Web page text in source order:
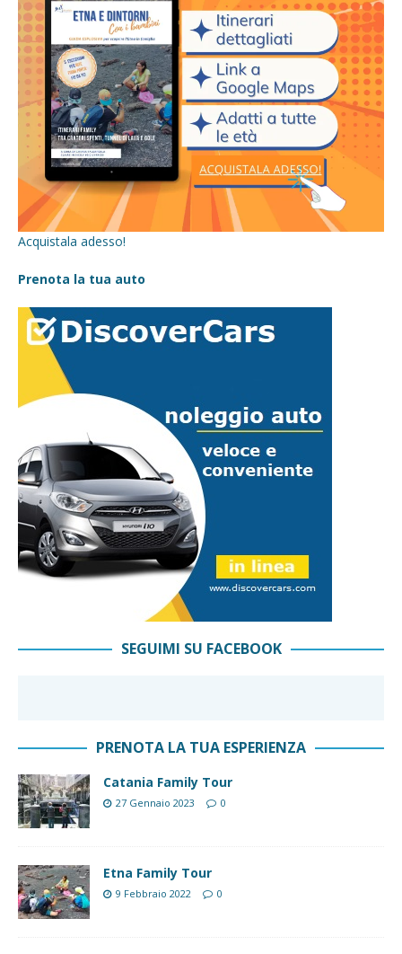
Acquistala adesso!
Prenota la tua auto
SEGUIMI SU FACEBOOK
PRENOTA LA TUA ESPERIENZA
Catania Family Tour
27 Gennaio 2023 0
Etna Family Tour
9 Febbraio 2022 0